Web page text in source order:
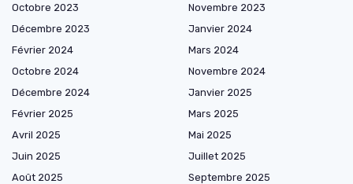
Octobre 2023
Novembre 2023
Décembre 2023
Janvier 2024
Février 2024
Mars 2024
Octobre 2024
Novembre 2024
Décembre 2024
Janvier 2025
Février 2025
Mars 2025
Avril 2025
Mai 2025
Juin 2025
Juillet 2025
Août 2025
Septembre 2025